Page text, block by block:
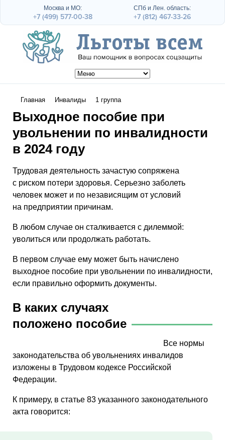
Главная Инвалиды 1 группа
Выходное пособие при
увольнении по инвалидности
в 2024 году
Трудовая деятельность зачастую сопряжена
с риском потери здоровья. Серьезно заболеть
человек может и по независящим от условий
на предприятии причинам.
В любом случае он сталкивается с дилеммой:
уволиться или продолжать работать.
В первом случае ему может быть начислено
выходное пособие при увольнении по инвалидности,
если правильно оформить документы.
В каких случаях
положено пособие
Все нормы
законодательства об увольнениях инвалидов
изложены в Трудовом кодексе Российской
Федерации.
К примеру, в статье 83 указанного законодательного
акта говорится:
Москва и МО:
+7 (499) 577-00-38
СПб и Лен. область:
+7 (812) 467-33-26